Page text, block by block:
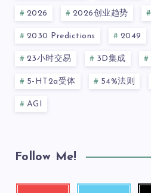
2026 2026创业趋势
2030 Predictions 2049
23小时交易 3D集成
5-HT2a受体 54%法则
AGI
Follow Me!